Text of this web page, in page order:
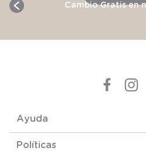
Cambio Gratis en
Ayuda
Políticas